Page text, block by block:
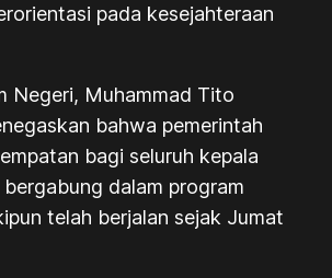
pada kesejahteraan
Negeri, Muhammad Tito
bahwa pemerintah
bagi seluruh kepala
dalam program
telah berjalan sejak Jumat